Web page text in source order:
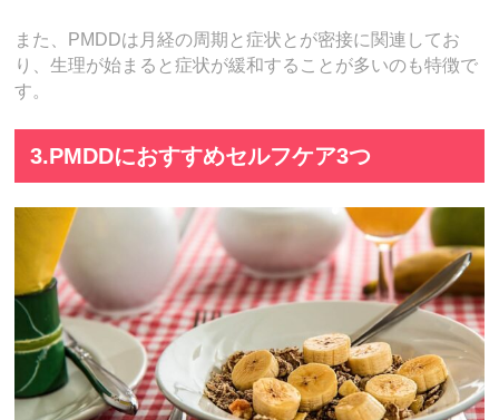
また、PMDDは月経の周期と症状とが密接に関連してお
り、生理が始まると症状が緩和することが多いのも特徴で
す。
3.PMDDにおすすめセルフケア3つ